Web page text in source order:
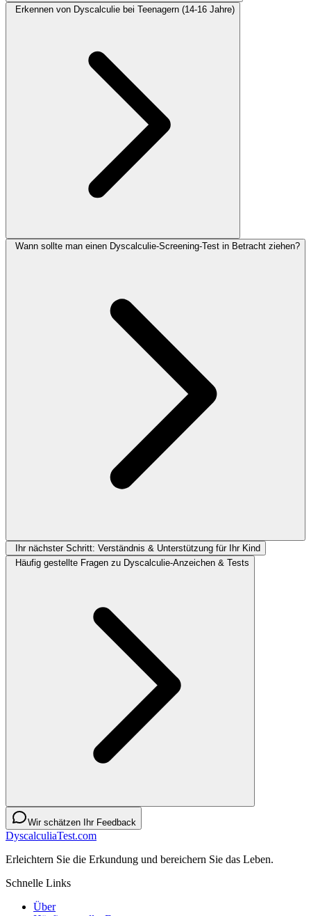
Erkennen von Dyscalculie bei Teenagern (14-16 Jahre)
Wann sollte man einen Dyscalculie-Screening-Test in Betracht ziehen?
Ihr nächster Schritt: Verständnis & Unterstützung für Ihr Kind
Häufig gestellte Fragen zu Dyscalculie-Anzeichen & Tests
Wir schätzen Ihr Feedback
DyscalculiaTest.com
Erleichtern Sie die Erkundung und bereichern Sie das Leben.
Schnelle Links
Über